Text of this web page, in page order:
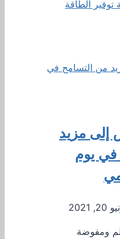
الطاقة
إلى مزيد
في يوم
2021
ومفوضة